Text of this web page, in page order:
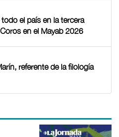
el país en la tercera
en el Mayab 2026
referente de la filología